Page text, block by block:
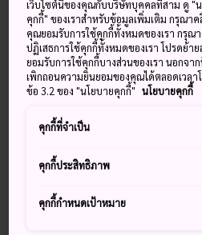
สวนดอกไม้คาโกชิม่
ดอกไม้และพรรณไ
ทั่วโลก
สวนดอกไม้คาโกชิม่ามีพืชพรรณเขต
2,400 สายพันธุ์จากทั่วโลก ขณะเดิ
สดใสแห่งนี้ คุณจะได้เพลินไปกับทั
ไคมง
และชายฝั่งของอ่าวคาโกชิม
สวรรค์พรรณไม้เขตร้อนแห่งนี้ถือเ
อยู่ในคาโกชิม่า
เว็บไซต์นี้ของคุณกับบริษัทบุคคลที่สาม ดู "
คุกกี้" ของเราสำหรับข้อมูลเพิ่มเติม กรุณา
คุณยอมรับการใช้คุกกี้ทั้งหมดของเรา กรุณ
ปฏิเสธการใช้คุกกี้ทั้งหมดของเรา โปรดย้า
ยอมรับการใช้คุกกี้บางส่วนของเรา นอกจ
เพิกถอนความยินยอมของคุณได้ตลอดเวล
ข้อ 3.2 ของ "นโยบายคุกกี้" นโยบายคุกกี้
คุกกี้ที่จำเป็น
คุกกี้ประสิทธิภาพ
คุกกี้กำหนดเป้าหมาย